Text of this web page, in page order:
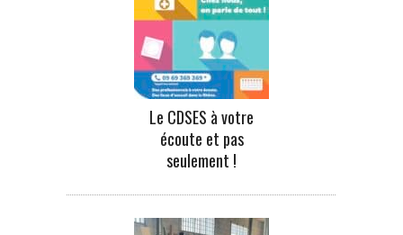
Le CDSES à votre
écoute et pas
seulement !